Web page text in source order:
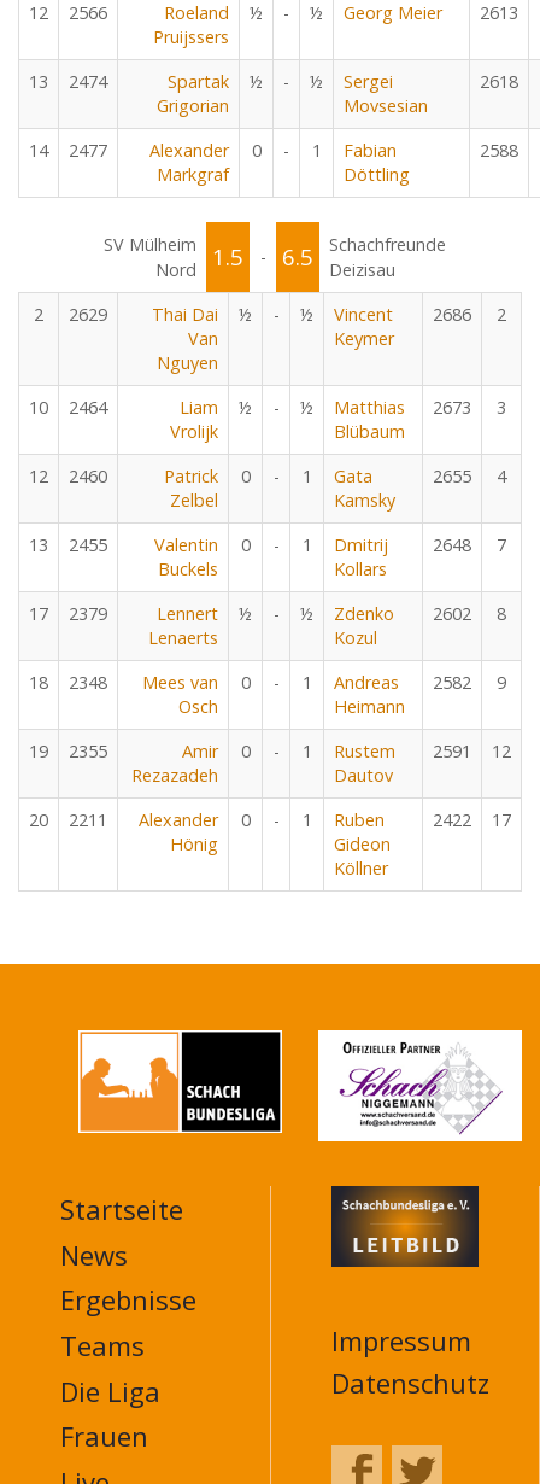
12 2566
Roeland
Pruijssers
½ - ½ Georg Meier 2613
13 2474
Spartak
Grigorian
½ - ½
Sergei
Movsesian
2618
14 2477
Alexander
Markgraf
0 - 1
Fabian
Döttling
2588
SV Mülheim
Nord
1.5 - 6.5
Schachfreunde
Deizisau
2
2629
Thai Dai
Van
Nguyen
½ - ½
Vincent
Keymer
2686 2
10 2464
Liam
Vrolijk
½ - ½
Matthias
Blübaum
2673 3
12 2460
Patrick
Zelbel
0 - 1
Gata
Kamsky
2655 4
13 2455
Valentin
Buckels
0 - 1
Dmitrij
Kollars
2648 7
17 2379
Lennert
Lenaerts
½ - ½
Zdenko
Kozul
2602 8
18 2348
Mees van
Osch
0 - 1
Andreas
Heimann
2582 9
19 2355
Amir
Rezazadeh
0 - 1
Rustem
Dautov
2591 12
20 2211
Alexander
Hönig
0 - 1
Ruben
Gideon
Köllner
2422 17
MAIN
NAVIGATION
FOOTER
Startseite
News
Ergebnisse
Teams
Die Liga
Frauen
Impressum
Datenschutz